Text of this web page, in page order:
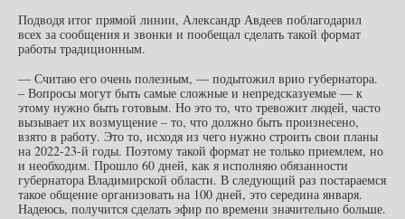
Подводя итог прямой линии, Александр Авдеев поблагодарил
всех за сообщения и звонки и пообещал сделать такой формат
работы традиционным.
— Считаю его очень полезным, — подытожил врио губернатора.
– Вопросы могут быть самые сложные и непредсказуемые — к
этому нужно быть готовым. Но это то, что тревожит людей, часто
вызывает их возмущение – то, что должно быть произнесено,
взято в работу. Это то, исходя из чего нужно строить свои планы
на 2022-23-й годы. Поэтому такой формат не только приемлем, но
и необходим. Прошло 60 дней, как я исполняю обязанности
губернатора Владимирской области. В следующий раз постараемся
такое общение организовать на 100 дней, это середина января.
Надеюсь, получится сделать эфир по времени значительно больше.